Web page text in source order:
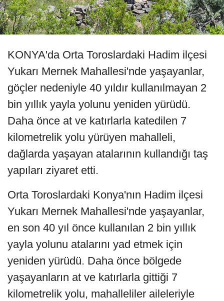
KONYA'da Orta Toroslardaki Hadim ilçesi
Yukarı Mernek Mahallesi'nde yaşayanlar,
göçler nedeniyle 40 yıldır kullanılmayan 2
bin yıllık yayla yolunu yeniden yürüdü.
Daha önce at ve katırlarla katedilen 7
kilometrelik yolu yürüyen mahalleli,
dağlarda yaşayan atalarının kullandığı taş
yapıları ziyaret etti.
Orta Toroslardaki Konya'nın Hadim ilçesi
Yukarı Mernek Mahallesi'nde yaşayanlar,
en son 40 yıl önce kullanılan 2 bin yıllık
yayla yolunu atalarını yad etmek için
yeniden yürüdü. Daha önce bölgede
yaşayanların at ve katırlarla gittiği 7
kilometrelik yolu, mahalleliler aileleriyle